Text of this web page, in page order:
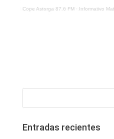
Cope Astorga 87.6 FM· Informativo Matinal
Entradas recientes